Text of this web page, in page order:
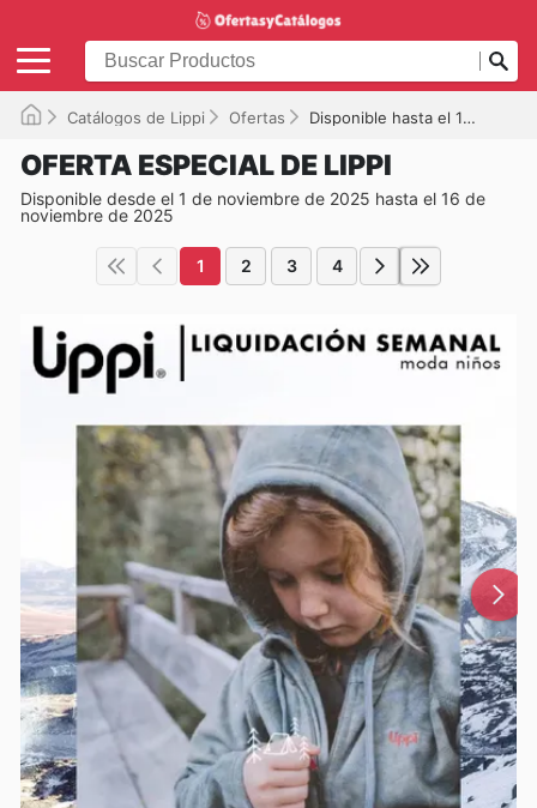
Catálogos de Lippi Ofertas Disponible hasta el 16-11-2025
OFERTA ESPECIAL DE LIPPI
Disponible desde el 1 de noviembre de 2025 hasta el 16 de
noviembre de 2025
1 2 3 4